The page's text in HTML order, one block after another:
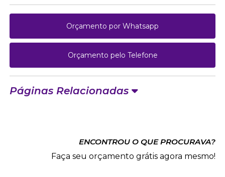
Orçamento por Whatsapp
Orçamento pelo Telefone
Páginas Relacionadas
ENCONTROU O QUE PROCURAVA?
Faça seu orçamento grátis agora mesmo!